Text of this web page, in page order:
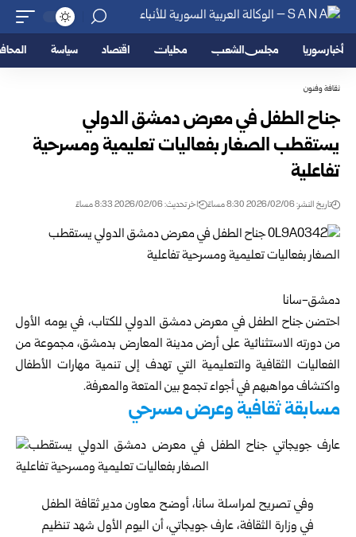
أخبار سوريا مجلس الشعب محليات اقتصاد سياسة
ثقافة وفنون
جناح الطفل في معرض دمشق الدولي
يستقطب الصغار بفعاليات تعليمية ومسرحية
تفاعلية
تاريخ النشر: 2026/02/06 8:30 مساءً اخر تحديث: 2026/02/06 8:33 مساءً
دمشق-سانا
احتضن جناح الطفل في معرض دمشق الدولي للكتاب، في يومه الأول
من دورته الاستثنائية على أرض مدينة المعارض بدمشق، مجموعة من
الفعاليات الثقافية والتعليمية التي تهدف إلى تنمية مهارات الأطفال
واكتشاف مواهبهم في أجواء تجمع بين المتعة والمعرفة.
مسابقة ثقافية وعرض مسرحي
وفي تصريح لمراسلة سانا، أوضح معاون مدير ثقافة الطفل
في وزارة الثقافة، عارف جويجاتي، أن اليوم الأول شهد تنظيم